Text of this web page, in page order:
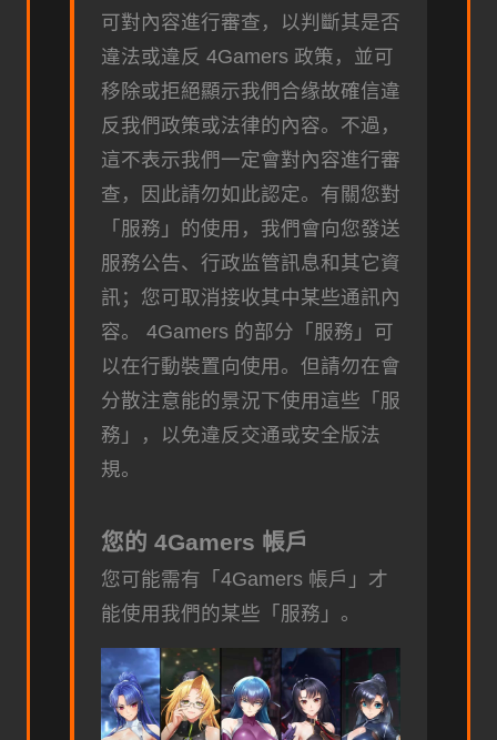
可對內容進行審查，以判斷其是否
違法或違反 4Gamers 政策，並可
移除或拒絕顯示我們合缘故確信違
反我們政策或法律的內容。不過，
這不表示我們一定會對內容進行審
查，因此請勿如此認定。有關您對
「服務」的使用，我們會向您發送
服務公告、行政监管訊息和其它資
訊；您可取消接收其中某些通訊內
容。 4Gamers 的部分「服務」可
以在行動裝置向使用。但請勿在會
分散注意能的景況下使用這些「服
務」，以免違反交通或安全版法
規。
您的 4Gamers 帳戶
您可能需有「4Gamers 帳戶」才
能使用我們的某些「服務」。